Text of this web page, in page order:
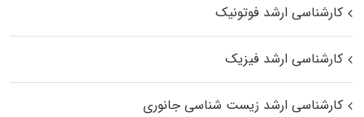
کارشناسی ارشد فوتونیک
کارشناسی ارشد فیزیک
کارشناسی ارشد زیست‌ شناسی جانوری